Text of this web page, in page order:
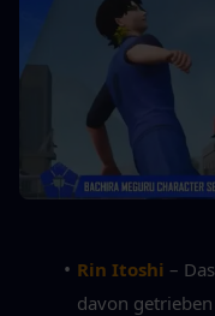
Rin Itoshi –
davon